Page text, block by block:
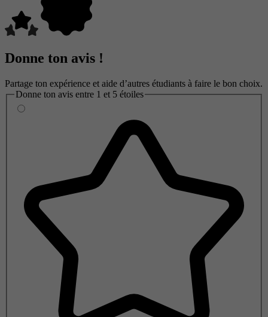
Donne ton avis !
Partage ton expérience et aide d’autres étudiants à faire le bon choix.
Donne ton avis entre 1 et 5 étoiles